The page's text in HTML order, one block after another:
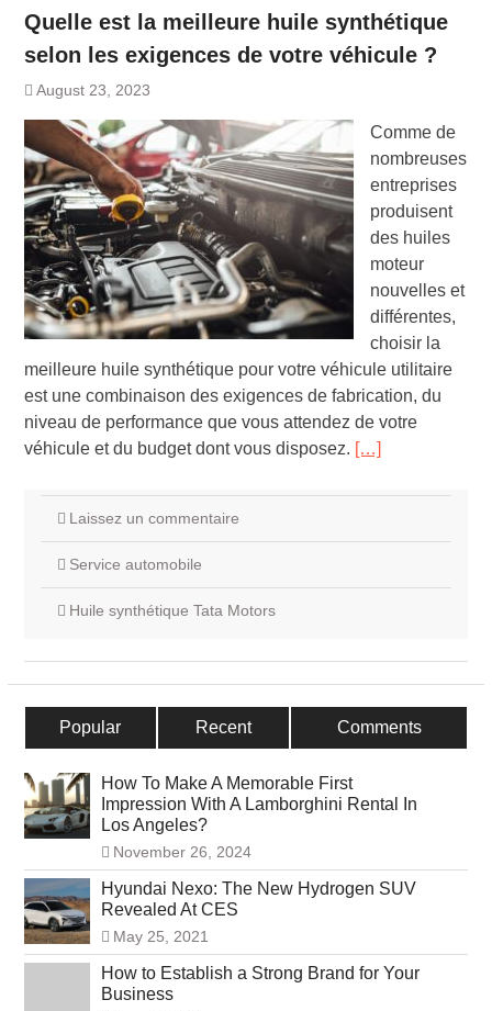
Quelle est la meilleure huile synthétique
selon les exigences de votre véhicule ?
August 23, 2023
Comme de
nombreuses
entreprises
produisent
des huiles
moteur
nouvelles et
différentes,
choisir la
meilleure huile synthétique pour votre véhicule utilitaire
est une combinaison des exigences de fabrication, du
niveau de performance que vous attendez de votre
véhicule et du budget dont vous disposez. […]
Laissez un commentaire
Service automobile
Huile synthétique Tata Motors
Popular Recent Comments
How To Make A Memorable First
Impression With A Lamborghini Rental In
Los Angeles?
November 26, 2024
Hyundai Nexo: The New Hydrogen SUV
Revealed At CES
May 25, 2021
How to Establish a Strong Brand for Your
Business